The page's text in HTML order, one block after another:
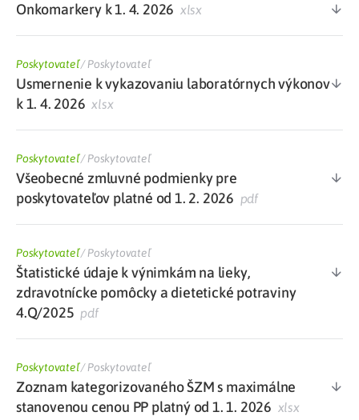
Onkomarkery k 1. 4. 2026 xlsx
Poskytovateľ/Poskytovateľ
Usmernenie k vykazovaniu laboratórnych výkonov
k 1. 4. 2026 xlsx
Poskytovateľ/Poskytovateľ
Všeobecné zmluvné podmienky pre
poskytovateľov platné od 1. 2. 2026 pdf
Poskytovateľ/Poskytovateľ
Štatistické údaje k výnimkám na lieky,
zdravotnícke pomôcky a dietetické potraviny
4.Q/2025 pdf
Poskytovateľ/Poskytovateľ
Zoznam kategorizovaného ŠZM s maximálne
stanovenou cenou PP platný od 1. 1. 2026 xlsx